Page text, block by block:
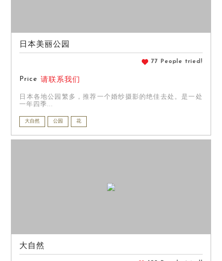
日本美丽公园
77 People tried!
Price 请联系我们
日本各地公园繁多，推荐一个婚纱摄影的绝佳去处。是一处
一年四季...
大自然 公园 花
大自然